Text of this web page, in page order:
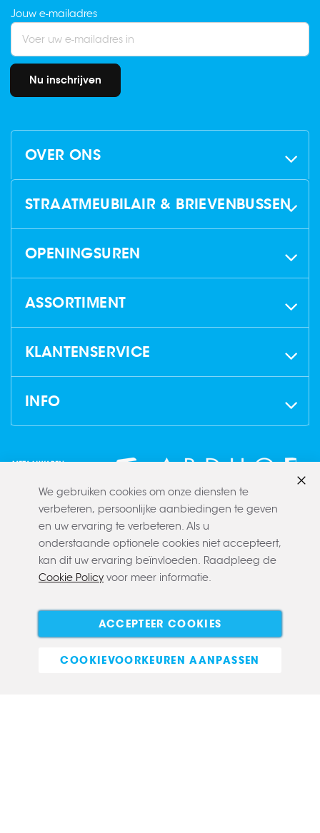
Jouw e-mailadres
Nu inschrijven
OVER ONS
STRAATMEUBILAIR & BRIEVENBUSSEN
OPENINGSUREN
ASSORTIMENT
KLANTENSERVICE
INFO
Algemene voorwaarden
Privacy policy
E-commerce
We gebruiken cookies om onze diensten te
verbeteren, persoonlijke aanbiedingen te geven
en uw ervaring te verbeteren. Als u
onderstaande optionele cookies niet accepteert,
kan dit uw ervaring beïnvloeden. Raadpleeg de
Cookie Policy voor meer informatie.
ACCEPTEER COOKIES
COOKIEVOORKEUREN AANPASSEN